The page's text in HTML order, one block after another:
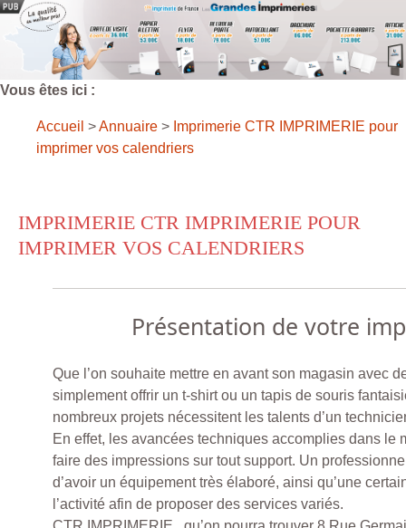
Vous êtes ici :
Accueil >Annuaire > Imprimerie CTR IMPRIMERIE pour
imprimer vos calendriers
IMPRIMERIE CTR IMPRIMERIE POUR
IMPRIMER VOS CALENDRIERS
Présentation de votre
Que l’on souhaite mettre en avant son magasin avec
simplement offrir un t-shirt ou un tapis de souris
nombreux projets nécessitent les talents d’un
En effet, les avancées techniques accomplies dans le
faire des impressions sur tout support. Un
d’avoir un équipement très élaboré, ainsi qu’une
l’activité afin de proposer des services variés.